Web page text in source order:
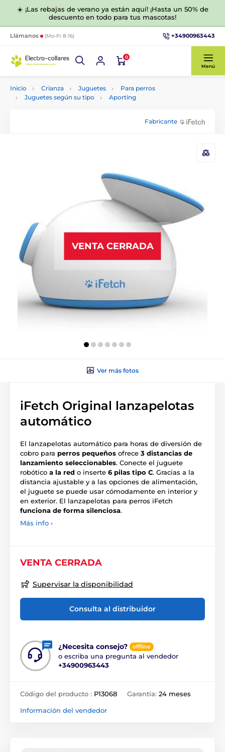
☀️ ¡Las rebajas de verano ya están aquí! ¡Hasta un 50% de
descuento en todo para tus mascotas!
Llámanos (Mo-Fr 8-16) +34900963443
0
Menú
Inicio Crianza Juguetes
Para perros
Juguetes según su tipo
Aporting
Fabricante
VENTA CERRADA
Ver más fotos
iFetch Original lanzapelotas
automático
El lanzapelotas automático para horas de diversión de
cobro para perros pequeños ofrece 3 distancias de
lanzamiento seleccionables. Conecte el juguete
robótico a la red o inserte 6 pilas tipo C. Gracias a la
distancia ajustable y a las opciones de alimentación,
el juguete se puede usar cómodamente en interior y
en exterior. El lanzapelotas para perros iFetch
funciona de forma silenciosa.
Más info ›
VENTA CERRADA
Supervisar la disponibilidad
Consulta al distribuidor
¿Necesita consejo? offline
o escriba una pregunta al vendedor
+34900963443
Código del producto : P13068 Garantía: 24 meses
Información del vendedor